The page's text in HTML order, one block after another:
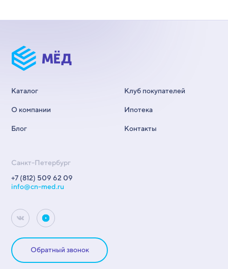
Каталог
О компании
Блог
Клуб покупателей
Ипотека
Контакты
Санкт-Петербург
+7 (812) 509 62 09
info@cn-med.ru
Обратный звонок